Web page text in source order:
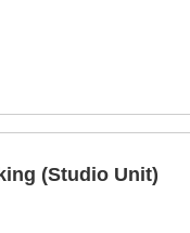
(Studio Unit)